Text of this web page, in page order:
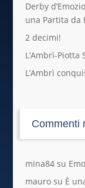
Derby
una Partita da
2 decimi!
L’Ambrì-Piotta
L’Ambrì
Commenti
mina84su
maurosu È